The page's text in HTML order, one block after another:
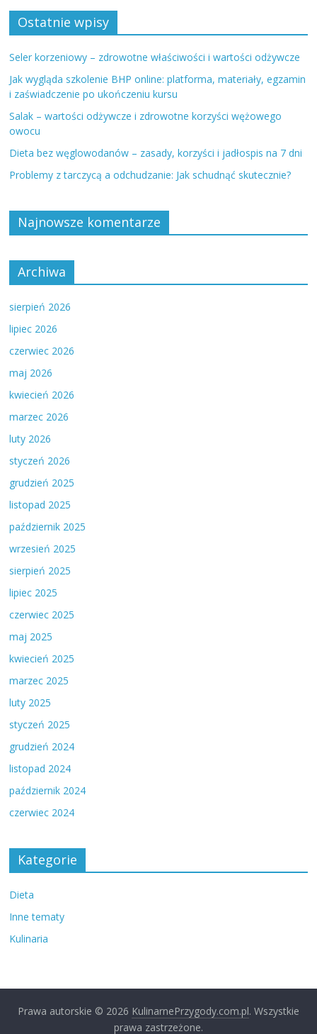
Ostatnie wpisy
Seler korzeniowy – zdrowotne właściwości i wartości odżywcze
Jak wygląda szkolenie BHP online: platforma, materiały, egzamin
i zaświadczenie po ukończeniu kursu
Salak – wartości odżywcze i zdrowotne korzyści wężowego
owocu
Dieta bez węglowodanów – zasady, korzyści i jadłospis na 7 dni
Problemy z tarczycą a odchudzanie: Jak schudnąć skutecznie?
Najnowsze komentarze
Archiwa
sierpień 2026
lipiec 2026
czerwiec 2026
maj 2026
kwiecień 2026
marzec 2026
luty 2026
styczeń 2026
grudzień 2025
listopad 2025
październik 2025
wrzesień 2025
sierpień 2025
lipiec 2025
czerwiec 2025
maj 2025
kwiecień 2025
marzec 2025
luty 2025
styczeń 2025
grudzień 2024
listopad 2024
październik 2024
czerwiec 2024
Kategorie
Dieta
Inne tematy
Kulinaria
Prawa autorskie © 2026 KulinarnePrzygody.com.pl. Wszystkie
prawa zastrzeżone.